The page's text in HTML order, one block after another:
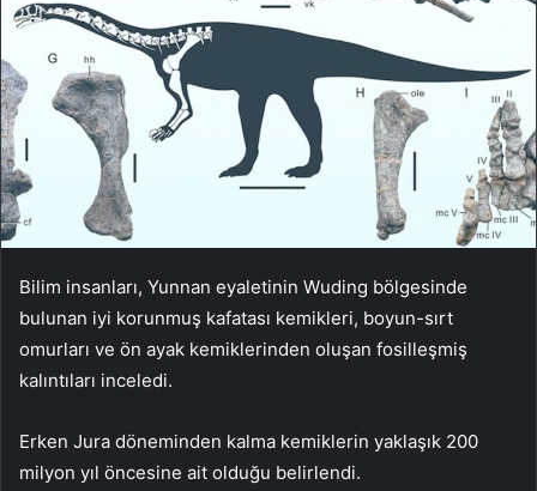
Bilim insanları, Yunnan eyaletinin Wuding bölgesinde
bulunan iyi korunmuş kafatası kemikleri, boyun-sırt
omurları ve ön ayak kemiklerinden oluşan fosilleşmiş
kalıntıları inceledi.
Erken Jura döneminden kalma kemiklerin yaklaşık 200
milyon yıl öncesine ait olduğu belirlendi.